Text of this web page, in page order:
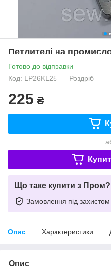
Петлителі на
Готово до відправки
Код: LP26KL25
Роздріб
225 ₴
Що таке купити з Пром?
Замовлення під захистом
Опис Характеристики
Опис